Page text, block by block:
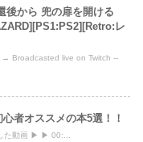
後から 兜の扉を開ける
レ
→ Broadcasted live on Twitch --
心者オススメの本5選！！
た動画 ▶︎ ▶︎ 00:...